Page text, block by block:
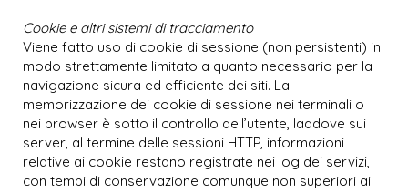
Cookie e altri sistemi di tracciamento
Viene fatto uso di cookie di sessione (non persistenti) in
modo strettamente limitato a quanto necessario per la
navigazione sicura ed efficiente dei siti. La
memorizzazione dei cookie di sessione nei terminali o
nei browser è sotto il controllo dell’utente, laddove sui
server, al termine delle sessioni HTTP, informazioni
relative ai cookie restano registrate nei log dei servizi,
con tempi di conservazione comunque non superiori ai